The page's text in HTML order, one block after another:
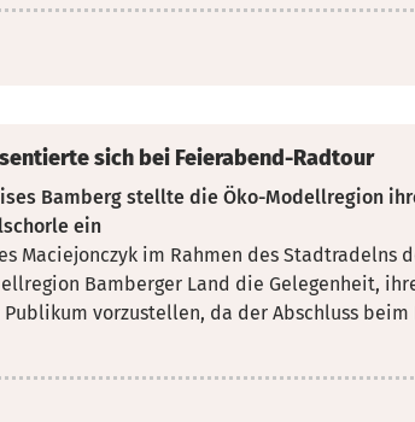
sich bei Feierabend-Radtour
Bamberg stellte die Öko-Modellregion
ein
Maciejonczyk im Rahmen des Stadtradelns
Bamberger Land die Gelegenheit,
vorzustellen, da der Abschluss